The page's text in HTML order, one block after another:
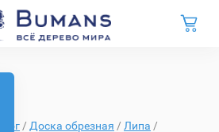
/ Доска обрезная / Липа /